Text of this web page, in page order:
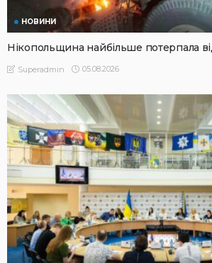
НОВИНИ
Нікопольщина найбільше потерпала
Superadmin 05.08.2026